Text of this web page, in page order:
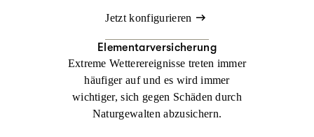
Jetzt konfigurieren
Elementarversicherung
Extreme Wetterereignisse treten immer
häufiger auf und es wird immer
wichtiger, sich gegen Schäden durch
Naturgewalten abzusichern.